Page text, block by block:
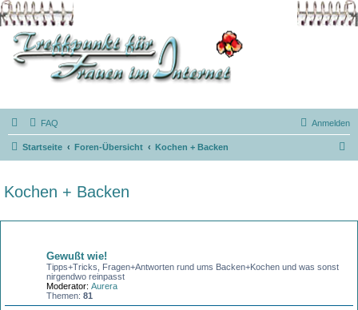
FAQ Anmelden
Startseite Foren-Übersicht Kochen + Backen
e
Kochen + Backen
Gewußt wie!
Tipps+Tricks, Fragen+Antworten rund ums Backen+Kochen und was sonst
nirgendwo reinpasst
Moderator: Aurera
Themen: 81